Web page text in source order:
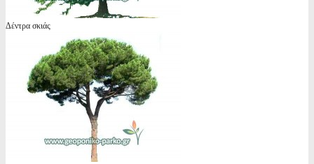
Δέντρα σκιάς